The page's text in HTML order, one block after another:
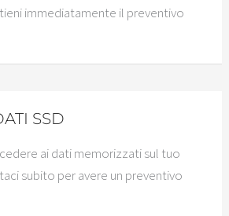
immediatamente il preventivo
SSD
ai dati memorizzati sul tuo
subito per avere un preventivo